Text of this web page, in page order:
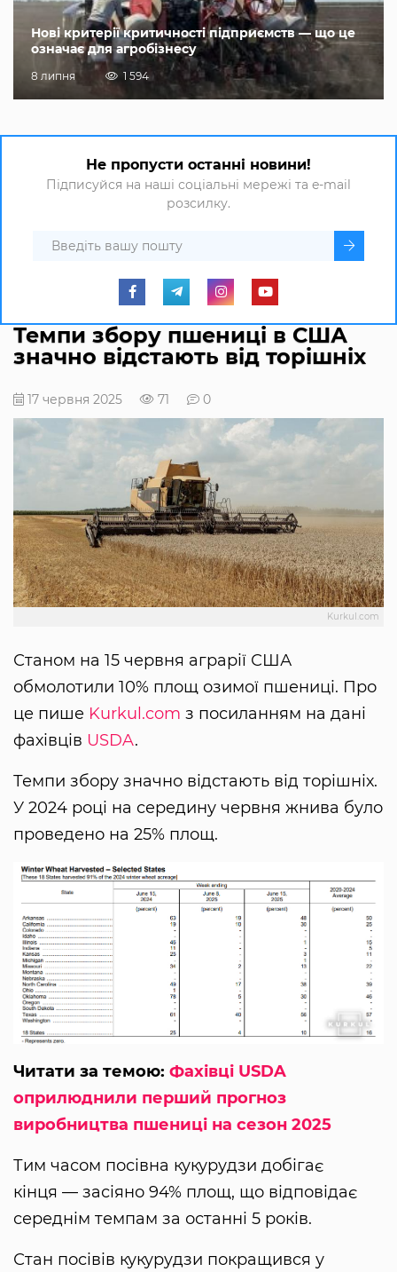
Нові критерії критичності підприємств — що це
означає для агробізнесу
8 липня 1 594
Не пропусти останні новини!
Підписуйся на наші соціальні мережі та e-mail
розсилку.
Темпи збору пшениці в США
значно відстають від торішніх
17 червня 2025 71 0
Kurkul.com
Станом на 15 червня аграрії США
обмолотили 10% площ озимої пшениці. Про
це пише Kurkul.com з посиланням на дані
фахівців USDA.
Темпи збору значно відстають від торішніх.
У 2024 році на середину червня жнива було
проведено на 25% площ.
Читати за темою: Фахівці USDA
оприлюднили перший прогноз
виробництва пшениці на сезон 2025
Тим часом посівна кукурудзи добігає
кінця — засіяно 94% площ, що відповідає
середнім темпам за останні 5 років.
Стан посівів кукурудзи покращився у